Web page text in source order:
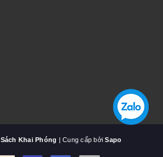
Sách Khai Phóng | Cung cấp bởiSapo